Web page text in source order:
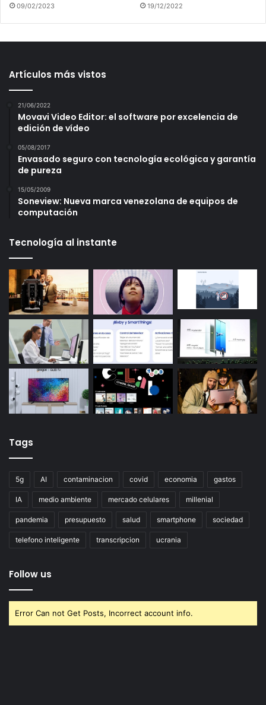
09/02/2023 19/12/2022
Artículos más vistos
21/06/2022
Movavi Video Editor: el software por excelencia de
edición de vídeo
05/08/2017
Envasado seguro con tecnología ecológica y garantía
de pureza
15/05/2009
Soneview: Nueva marca venezolana de equipos de
computación
Tecnología al instante
Tags
5g AI contaminacion covid economia gastos
IA medio ambiente mercado celulares millenial
pandemia presupuesto salud smartphone sociedad
telefono inteligente transcripcion ucrania
Follow us
Error Can not Get Posts, Incorrect account info.